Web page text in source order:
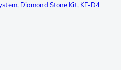
Diamond Stone Kit, KF-D4